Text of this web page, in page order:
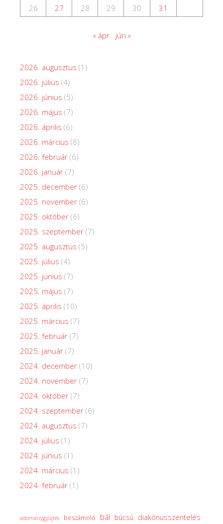
26
27 28 29 30 31
« ápr jún »
2026. augusztus (1)
2026. július (4)
2026. június (5)
2026. május (7)
2026. április (6)
2026. március (8)
2026. február (6)
2026. január (7)
2025. december (6)
2025. november (6)
2025. október (6)
2025. szeptember (7)
2025. augusztus (5)
2025. július (4)
2025. június (7)
2025. május (7)
2025. április (10)
2025. március (7)
2025. február (7)
2025. január (7)
2024. december (10)
2024. november (7)
2024. október (7)
2024. szeptember (6)
2024. augusztus (7)
2024. július (1)
2024. június (1)
2024. március (1)
2024. február (1)
adománygyűjtés beszámoló bál búcsú diakónusszentelés